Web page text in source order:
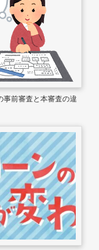
事前審査と本審査の違